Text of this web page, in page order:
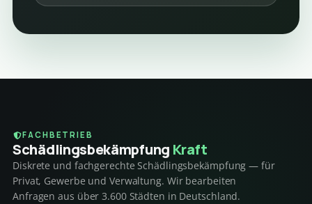
FACHBETRIEB
Schädlings­bekämpfung Kraft
Diskrete und fachgerechte Schädlingsbekämpfung — für
Privat, Gewerbe und Verwaltung. Wir bearbeiten
Anfragen aus über 3.600 Städten in Deutschland.